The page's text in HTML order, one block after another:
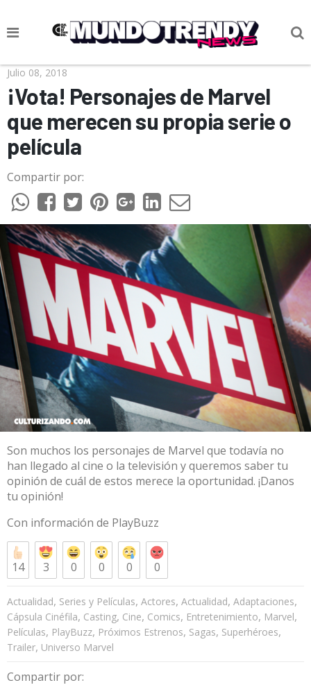
NOTICIAS
CULTURA POP
CIENCIA Y TECNOLOGÍA
VIDA
SOCIEDAD
CULTURIZANDO.COM
Julio 08, 2018
¡Vota! Personajes de Marvel
que merecen su propia serie o
película
Compartir por:
Son muchos los personajes de Marvel que todavía no
han llegado al cine o la televisión y queremos saber tu
opinión de cuál de estos merece la oportunidad. ¡Danos
tu opinión!
Con información de PlayBuzz
14 3 0 0 0 0
Actualidad, Series y Películas, Actores, Actualidad, Adaptaciones,
Cápsula Cinéfila, Casting, Cine, Comics, Entretenimiento, Marvel,
Películas, PlayBuzz, Próximos Estrenos, Sagas, Superhéroes,
Trailer, Universo Marvel
Compartir por: